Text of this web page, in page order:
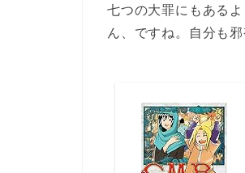
七つの大罪にもある
ん、ですね。自分も